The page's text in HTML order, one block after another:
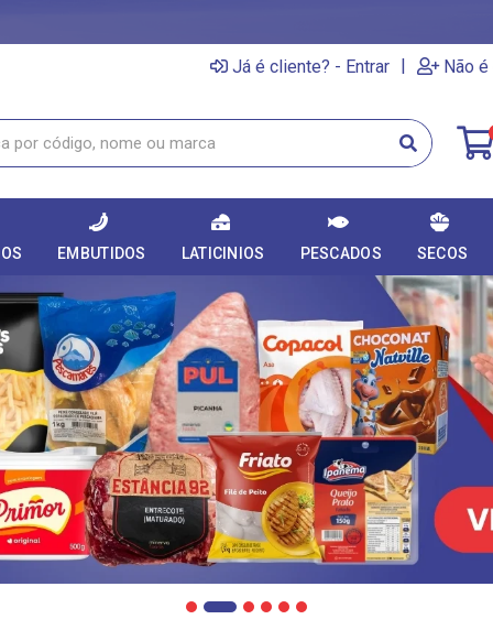
Já é cliente? - Entrar | Não
EMBUTIDOS LATICINIOS PESCADOS SECOS